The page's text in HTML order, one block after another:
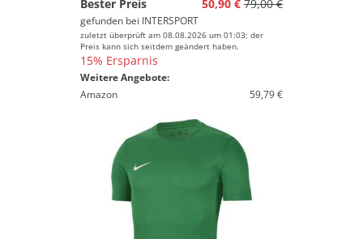
Bester Preis
50,90 € 79,00 €
gefunden bei INTERSPORT
zuletzt überprüft am 08.08.2026 um 01:03; der
Preis kann sich seitdem geändert haben.
15% Ersparnis
Weitere Angebote:
Amazon
59,79 €